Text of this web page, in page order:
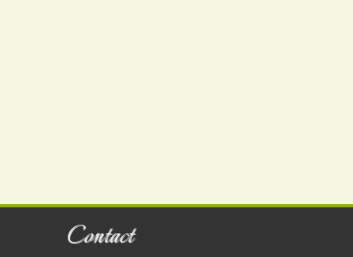
Contact